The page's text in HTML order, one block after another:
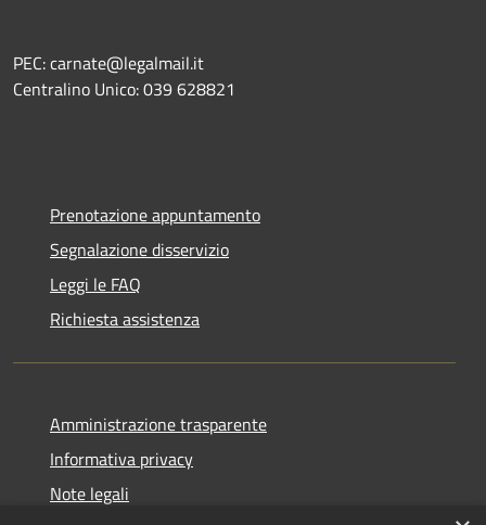
PEC: carnate@legalmail.it
Centralino Unico: 039 628821
Prenotazione appuntamento
Segnalazione disservizio
Leggi le FAQ
Richiesta assistenza
Amministrazione trasparente
Informativa privacy
Note legali